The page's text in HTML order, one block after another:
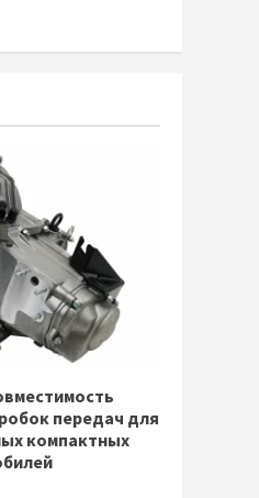
передач для
компактных